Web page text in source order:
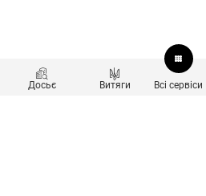
Досьє Витяги Всі сервіси